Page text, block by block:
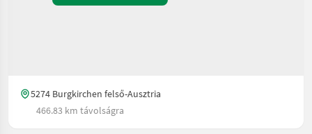
5274 Burgkirchen felső-Ausztria
466.83 km távolságra